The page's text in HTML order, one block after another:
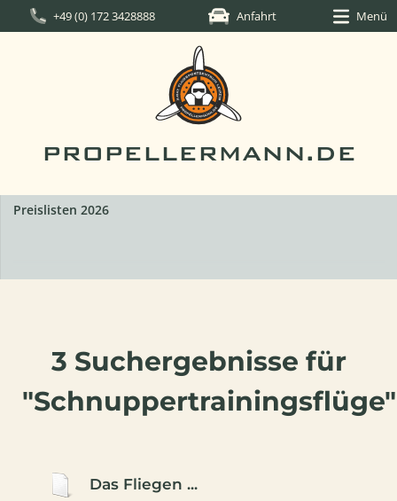
+49 (0) 172 3428888 Anfahrt Menü
PROPELLERMANN.DE
Preislisten 2026
3 Suchergebnisse für
"Schnuppertrainingsflüge"
Das Fliegen ...